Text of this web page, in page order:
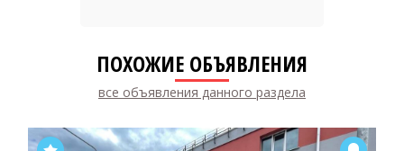
ПОХОЖИЕ ОБЪЯВЛЕНИЯ
все объявления данного раздела